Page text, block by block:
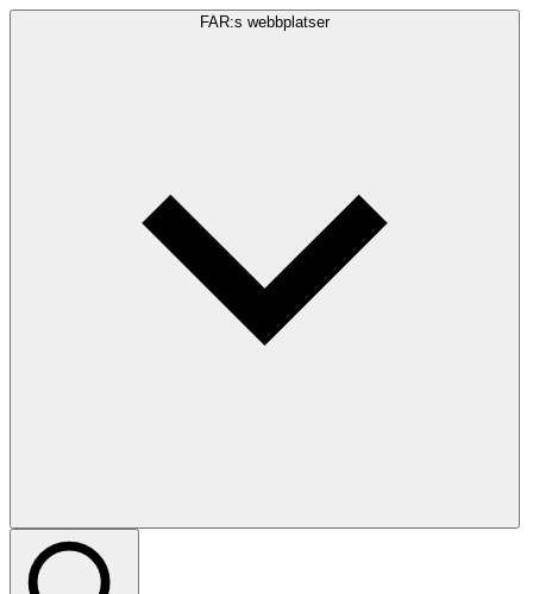
FAR:s webbplatser